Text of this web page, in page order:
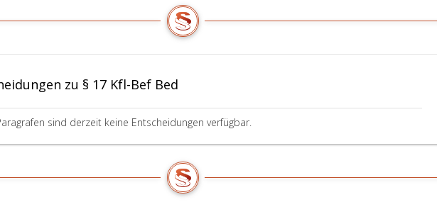
zu § 17 Kfl-Bef Bed
sind derzeit keine Entscheidungen verfügbar.